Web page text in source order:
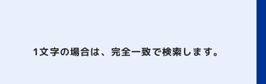
1文字の場合は、完全一致で検索します。